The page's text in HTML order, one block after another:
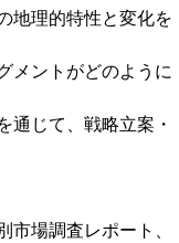
地理的特性と変化を
メントがどのように
じて、戦略立案・
場調査レポート、